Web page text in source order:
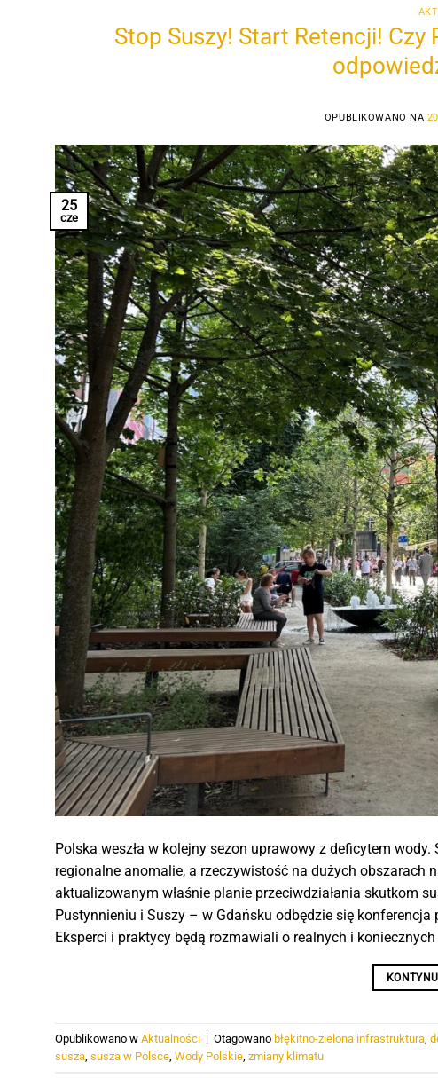
Stop Suszy! Start Retencji!
OPUBLIKOWANO NA
25
cze
Polska weszła w kolejny sezon uprawowy z deficytem
regionalne anomalie, a rzeczywistość na dużych obszarach
aktualizowanym właśnie planie przeciwdziałania skutkom
Pustynnieniu i Suszy – w Gdańsku odbędzie się konferencja
Eksperci i praktycy będą rozmawiali o realnych i
Opublikowano w Aktualności | Otagowano błękitno-zielona infrastruktura
susza susza w Polsce Wody Polskie zmiany klimatu